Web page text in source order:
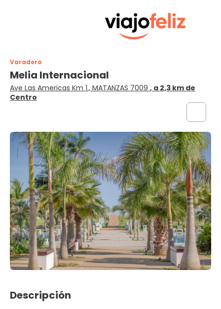
Varadero
Melia Internacional
Ave Las Americas Km 1., MATANZAS 7009 , a 2,3 km de
Centro
Descripción